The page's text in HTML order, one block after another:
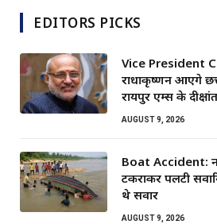
EDITORS PICKS
Vice President
राधाकृष्णन आएंगे
रायपुर एम्स के
AUGUST 9, 2026
Boat Accident:
टकराकर पलटी
थे सवार
AUGUST 9, 2026